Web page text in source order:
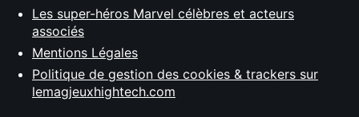
Les super-héros Marvel célèbres et acteurs
associés
Mentions Légales
Politique de gestion des cookies & trackers sur
lemagjeuxhightech.com